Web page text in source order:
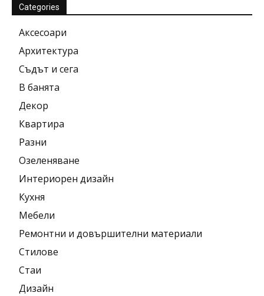
Categories
Аксесоари
Архитектура
Съдът и сега
В банята
Декор
Квартира
Разни
Озеленяване
Интериорен дизайн
Кухня
Мебели
Ремонтни и довършителни материали
Стилове
Стаи
Дизайн